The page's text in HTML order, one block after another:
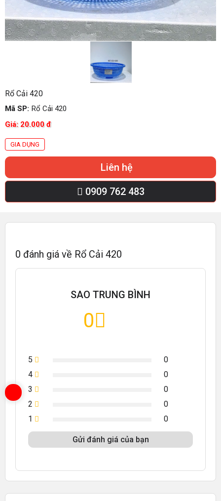
Rổ Cải 420
Mã SP: Rổ Cải 420
Giá: 20.000 đ
GIA DỤNG
Liên hệ
0909 762 483
0 đánh giá về Rổ Cải 420
SAO TRUNG BÌNH
0
5
0
4
0
3
0
2
0
1
0
Gửi đánh giá của bạn